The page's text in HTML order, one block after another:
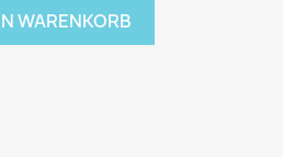
WARENKORB